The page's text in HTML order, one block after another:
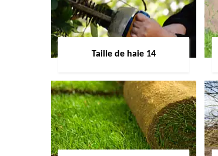
Taille de haie 14